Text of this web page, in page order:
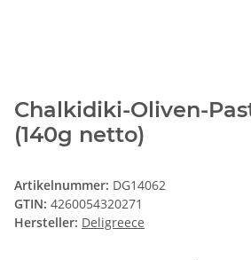
Chalkidiki-Oliven-
(140g netto)
Artikelnummer: DG14062
GTIN: 4260054320271
Hersteller: Deligreece